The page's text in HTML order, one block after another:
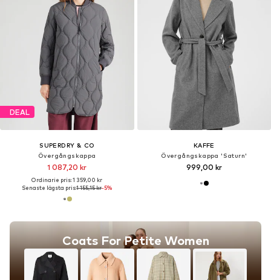
DEAL
SUPERDRY & CO
Övergångskappa
1 087,20 kr
Ordinarie pris: 1 359,00 kr
Senaste lägsta pris:1 155,15 kr-5%
Coats For Petite Women
KAFFE
Övergångskappa 'Saturn'
999,00 kr